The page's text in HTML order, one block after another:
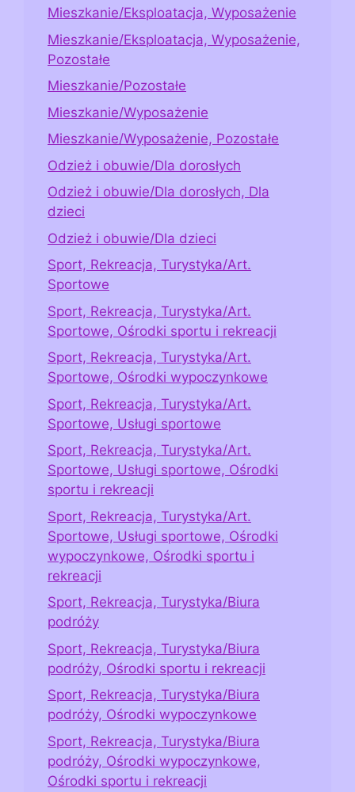
Mieszkanie/Eksploatacja, Wyposażenie
Mieszkanie/Eksploatacja, Wyposażenie,
Pozostałe
Mieszkanie/Pozostałe
Mieszkanie/Wyposażenie
Mieszkanie/Wyposażenie, Pozostałe
Odzież i obuwie/Dla dorosłych
Odzież i obuwie/Dla dorosłych, Dla
dzieci
Odzież i obuwie/Dla dzieci
Sport, Rekreacja, Turystyka/Art.
Sportowe
Sport, Rekreacja, Turystyka/Art.
Sportowe, Ośrodki sportu i rekreacji
Sport, Rekreacja, Turystyka/Art.
Sportowe, Ośrodki wypoczynkowe
Sport, Rekreacja, Turystyka/Art.
Sportowe, Usługi sportowe
Sport, Rekreacja, Turystyka/Art.
Sportowe, Usługi sportowe, Ośrodki
sportu i rekreacji
Sport, Rekreacja, Turystyka/Art.
Sportowe, Usługi sportowe, Ośrodki
wypoczynkowe, Ośrodki sportu i
rekreacji
Sport, Rekreacja, Turystyka/Biura
podróży
Sport, Rekreacja, Turystyka/Biura
podróży, Ośrodki sportu i rekreacji
Sport, Rekreacja, Turystyka/Biura
podróży, Ośrodki wypoczynkowe
Sport, Rekreacja, Turystyka/Biura
podróży, Ośrodki wypoczynkowe,
Ośrodki sportu i rekreacji